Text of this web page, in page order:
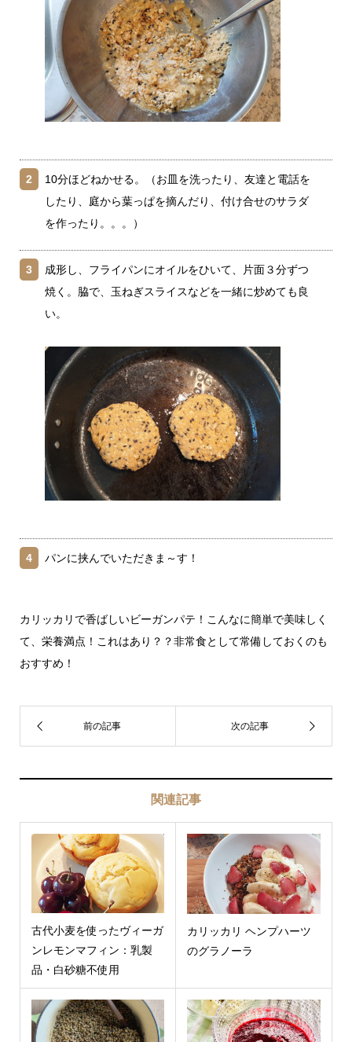
2
10分ほどねかせる。（お皿を洗ったり、友達と電話を
したり、庭から葉っぱを摘んだり、付け合せのサラダ
を作ったり。。。）
3
成形し、フライパンにオイルをひいて、片面３分ずつ
焼く。脇で、玉ねぎスライスなどを一緒に炒めても良
い。
4 パンに挟んでいただきま～す！
カリッカリで香ばしいビーガンパテ！こんなに簡単で美味しく
て、栄養満点！これはあり？？非常食として常備しておくのも
おすすめ！
関連記事
古代小麦を使ったヴィーガ
ンレモンマフィン：乳製
品・白砂糖不使用
カリッカリ ヘンプハーツ
のグラノーラ